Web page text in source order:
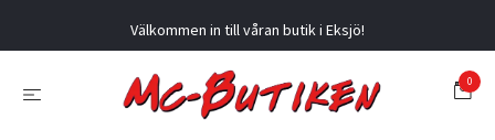
Välkommen in till våran butik i Eksjö!
0